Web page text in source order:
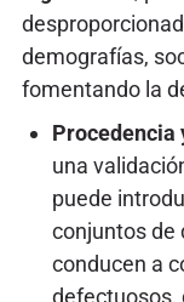
demografías,
fomentando la
Procedencia
una
puede
conjuntos de
conducen a
defectuosos,